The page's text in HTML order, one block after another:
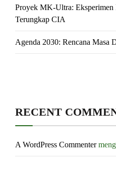
Proyek MK-Ultra:
Terungkap CIA
Agenda 2030: Rencana Masa
RECENT
A WordPress Commenter